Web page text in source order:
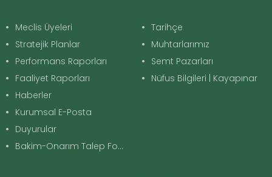
Meclis Üyeleri
Stratejik Planlar
Performans Raporları
Faaliyet Raporları
Haberler
Kurumsal E-Posta
Duyurular
Bakim-Onarım Talep Formu
Tarihçe
Muhtarlarımız
Semt Pazarları
Nüfus Bilgileri | Kayapınar